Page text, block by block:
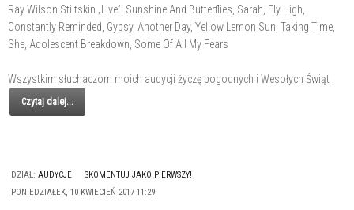
Ray Wilson Stiltskin „Live”: Sunshine And Butterflies, Sarah, Fly High,
Constantly Reminded, Gypsy, Another Day, Yellow Lemon Sun, Taking Time,
She, Adolescent Breakdown, Some Of All My Fears
Wszystkim słuchaczom moich audycji życzę pogodnych i Wesołych Świąt !
Czytaj dalej...
DZIAŁ: AUDYCJE
SKOMENTUJ JAKO PIERWSZY!
PONIEDZIAŁEK, 10 KWIECIEŃ 2017 11:29